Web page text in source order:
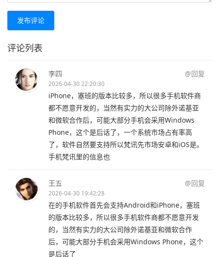
发布评论
评论列表
李四 @回复
2026-04-30 22:20:30
iPhone，塞班的版本比较多，所以很多手机软件商
都不愿意开发的，当然有实力的大公司除外诺基亚
和微软合作后，可能大部分手机会采用Windows
Phone，这个是后话了，一个系统市场占有率高
了，软件自然要支持所以梵讯先市场安卓和iOS是。
手机梵讯里的信息也
王五 @回复
2026-04-30 19:42:28
在的手机软件首先会支持Android和iPhone，塞班
的版本比较多，所以很多手机软件商都不愿意开发
的，当然有实力的大公司除外诺基亚和微软合作
后，可能大部分手机会采用Windows Phone，这个
是后话了